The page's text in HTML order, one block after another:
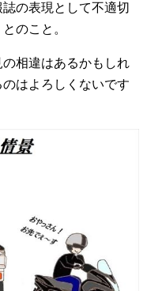
の表現として不適切
のこと。
相違はあるかもしれ
はよろしくないです